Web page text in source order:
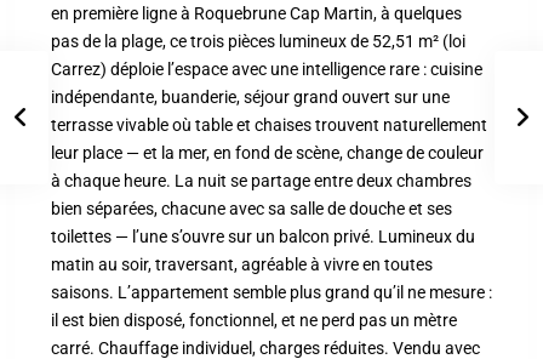
en première ligne à Roquebrune Cap Martin, à quelques
pas de la plage, ce trois pièces lumineux de 52,51 m² (loi
Carrez) déploie l’espace avec une intelligence rare : cuisine
indépendante, buanderie, séjour grand ouvert sur une
terrasse vivable où table et chaises trouvent naturellement
leur place — et la mer, en fond de scène, change de couleur
à chaque heure. La nuit se partage entre deux chambres
bien séparées, chacune avec sa salle de douche et ses
toilettes — l’une s’ouvre sur un balcon privé. Lumineux du
matin au soir, traversant, agréable à vivre en toutes
saisons. L’appartement semble plus grand qu’il ne mesure :
il est bien disposé, fonctionnel, et ne perd pas un mètre
carré. Chauffage individuel, charges réduites. Vendu avec